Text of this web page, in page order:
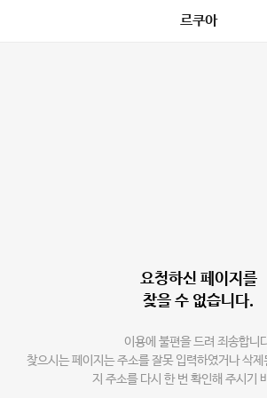
르쿠아
요청하신 페이지를
찾을 수 없습니다.
이용에 불편을 드려 죄송합니
찾으시는 페이지는 주소를 잘못 입력하였거나 삭제
지 주소를 다시 한 번 확인해 주시기